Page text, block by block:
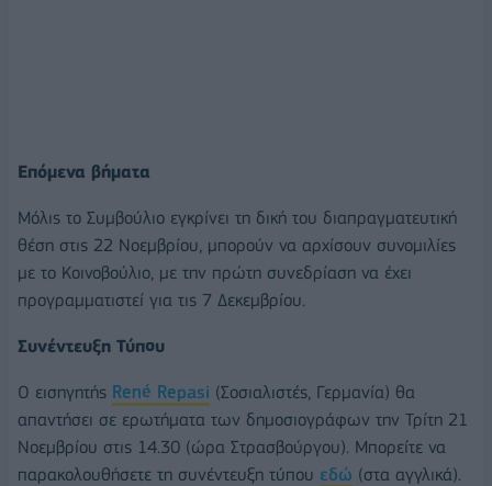
Επόμενα βήματα
Μόλις το Συμβούλιο εγκρίνει τη δική του διαπραγματευτική
θέση στις 22 Νοεμβρίου, μπορούν να αρχίσουν συνομιλίες
με το Κοινοβούλιο, με την πρώτη συνεδρίαση να έχει
προγραμματιστεί για τις 7 Δεκεμβρίου.
Συνέντευξη Τύπου
Ο εισηγητής René Repasi (Σοσιαλιστές, Γερμανία) θα
απαντήσει σε ερωτήματα των δημοσιογράφων την Τρίτη 21
Νοεμβρίου στις 14.30 (ώρα Στρασβούργου). Μπορείτε να
παρακολουθήσετε τη συνέντευξη τύπου εδώ (στα αγγλικά).